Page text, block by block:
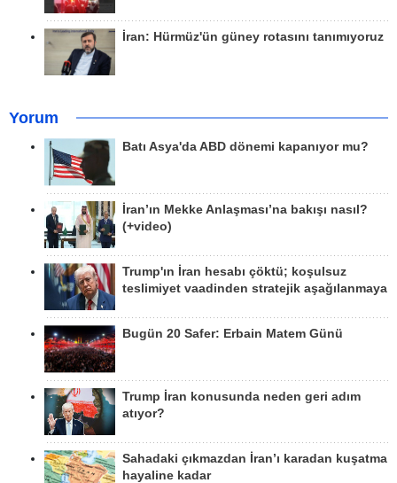
İran: Hürmüz'ün güney rotasını tanımıyoruz
Yorum
Batı Asya'da ABD dönemi kapanıyor mu?
İran’ın Mekke Anlaşması’na bakışı nasıl?
(+video)
Trump'ın İran hesabı çöktü; koşulsuz
teslimiyet vaadinden stratejik aşağılanmaya
Bugün 20 Safer: Erbain Matem Günü
Trump İran konusunda neden geri adım
atıyor?
Sahadaki çıkmazdan İran’ı karadan kuşatma
hayaline kadar